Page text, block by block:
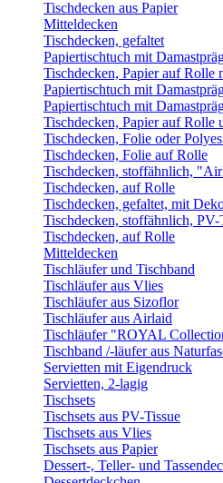
Tischdecken aus Papier
Mitteldecken
Tischdecken, gefaltet
Papiertischtuch mit
Tischdecken, Papier auf Rolle
Papiertischtuch mit
Papiertischtuch mit
Tischdecken, Papier auf Rolle
Tischdecken, Folie oder
Tischdecken, Folie auf Rolle
Tischdecken, stoffähnlich,
Tischdecken, auf Rolle
Tischdecken, gefaltet, mit
Tischdecken, stoffähnlich, PV-
Tischdecken, auf Rolle
Mitteldecken
Tischläufer und Tischband
Tischläufer aus Vlies
Tischläufer aus Sizoflor
Tischläufer aus Airlaid
Tischläufer "ROYAL
Tischband /-läufer aus
Servietten mit Eigendruck
Servietten, 2-lagig
Tischsets
Tischsets aus PV-Tissue
Tischsets aus Vlies
Tischsets aus Papier
Dessert-, Teller- und